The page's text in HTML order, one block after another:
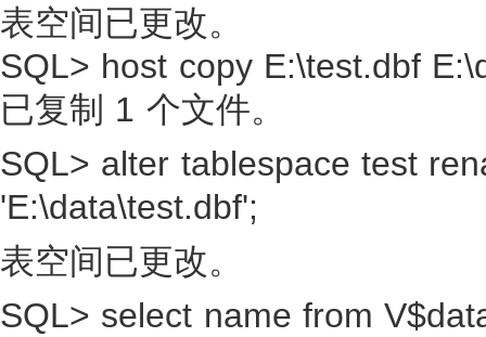
表空间已更改。
SQL> host copy E:\test.dbf
已复制 1 个文件。
SQL> alter tablespace test
'E:\data\test.dbf';
表空间已更改。
SQL> select name from